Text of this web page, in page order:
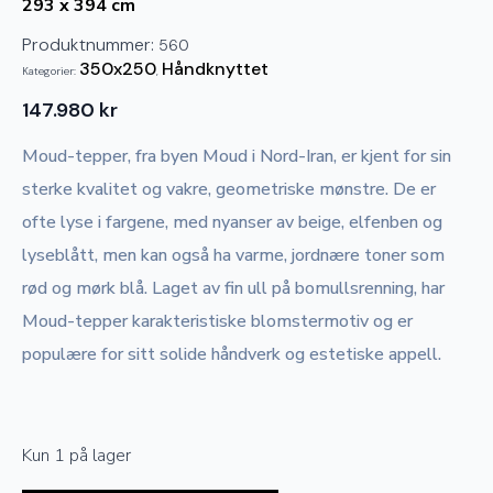
293 x 394 cm
Produktnummer: 560
Kategorier: 350x250, Håndknyttet
147.980 kr
Moud-tepper, fra byen Moud i Nord-Iran, er kjent for sin
sterke kvalitet og vakre, geometriske mønstre. De er
ofte lyse i fargene, med nyanser av beige, elfenben og
lyseblått, men kan også ha varme, jordnære toner som
rød og mørk blå. Laget av fin ull på bomullsrenning, har
Moud-tepper karakteristiske blomstermotiv og er
populære for sitt solide håndverk og estetiske appell.
Kun 1 på lager